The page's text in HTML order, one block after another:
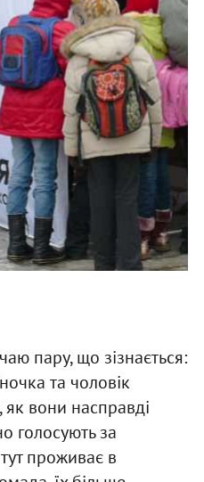
пару, що зізнається:
та чоловік
вони насправді
голосують за
проживає в